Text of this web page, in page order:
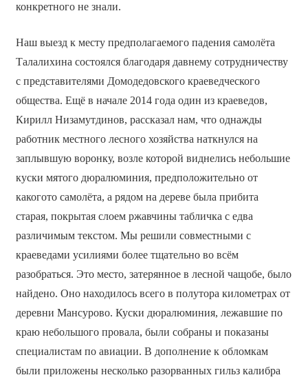
конкретного не знали.
Наш выезд к месту предполагаемого падения самолёта
Талалихина состоялся благодаря давнему сотрудничеству
с представителями Домодедовского краеведческого
общества. Ещё в начале 2014 года один из краеведов,
Кирилл Низамутдинов, рассказал нам, что однажды
работник местного лесного хозяйства наткнулся на
заплывшую воронку, возле которой виднелись небольшие
куски мятого дюр­алюминия, предположительно от
какого­то самолёта, а рядом на дереве была прибита
старая, покрытая слоем ржавчины табличка с едва
различимым текстом. Мы решили совместными с
краеведами усилиями более тщательно во всём
разобраться. Это место, затерянное в лесной чащобе, было
найдено. Оно находилось всего в полутора километрах от
деревни Мансурово. Куски дюралюминия, лежавшие по
краю небольшого провала, были собраны и показаны
специалистам по авиации. В дополнение к обломкам
были приложены несколько разорванных гильз калибра